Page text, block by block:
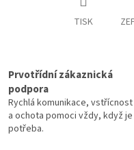
TISK
Prvotřídní zákaznická
podpora
Rychlá komunikace, vstřícnost
a ochota pomoci vždy, když je
potřeba.